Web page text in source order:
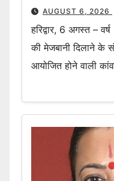
AUGUST 6, 2026
हरिद्वार, 6 अगस्त –
की मेजबानी दिलाने
आयोजित होने वाली